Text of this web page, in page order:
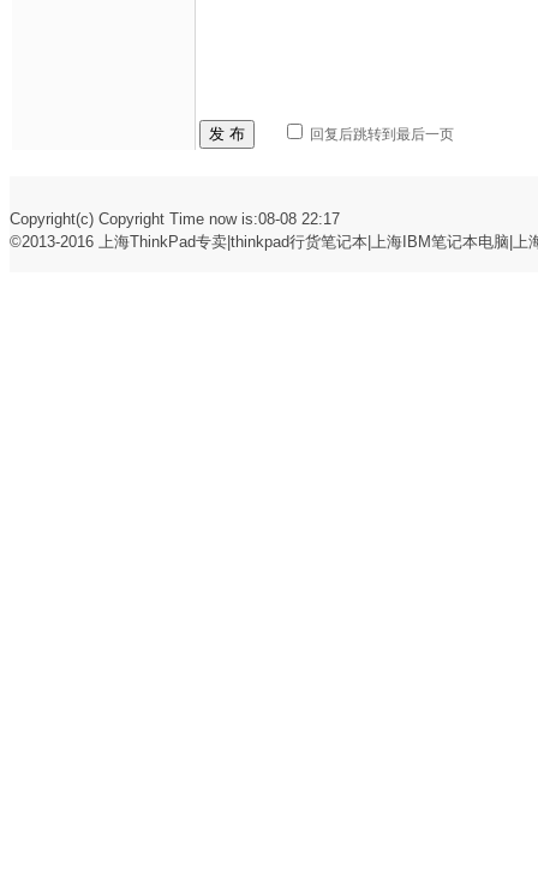
发 布 回复后跳转到最后一页
Copyright(c) Copyright Time now is:08-08 22:17
©2013-2016 上海ThinkPad专卖|thinkpad行货笔记本|上海IBM笔记本电脑|上